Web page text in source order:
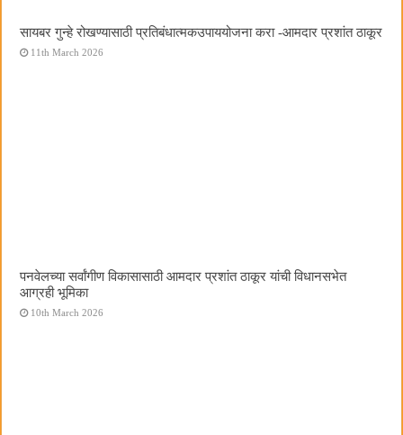
सायबर गुन्हे रोखण्यासाठी प्रतिबंधात्मकउपाययोजना करा -आमदार प्रशांत ठाकूर
11th March 2026
पनवेलच्या सर्वांगीण विकासासाठी आमदार प्रशांत ठाकूर यांची विधानसभेत
आग्रही भूमिका
10th March 2026